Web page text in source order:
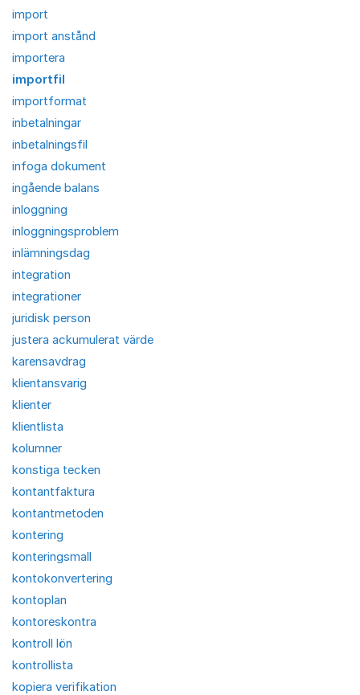
import
import anstånd
importera
importfil
importformat
inbetalningar
inbetalningsfil
infoga dokument
ingående balans
inloggning
inloggningsproblem
inlämningsdag
integration
integrationer
juridisk person
justera ackumulerat värde
karensavdrag
klientansvarig
klienter
klientlista
kolumner
konstiga tecken
kontantfaktura
kontantmetoden
kontering
konteringsmall
kontokonvertering
kontoplan
kontoreskontra
kontroll lön
kontrollista
kopiera verifikation